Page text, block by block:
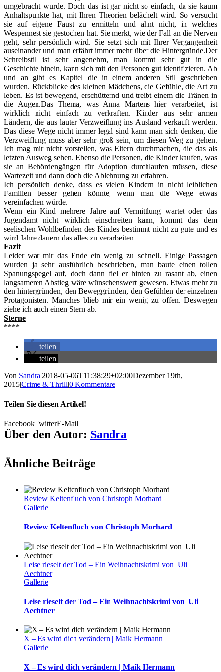
umgebracht wurde. Doch das ist gar nicht so einfach, da sie kaum
Anhaltspunkte hat, mit Ihren Theorien belächelt wird. So versucht
sie auf eigene Faust zu ermitteln und ahnt nicht, in welches
Wespennest sie gestochen hat. Sie merkt, wie der Fall an die Nerven
geht, sehr persönlich wird. Sie setzt sich mit Ihrer Vergangenheit
auseinander und man erfährt immer mehr über die Hintergründe.Der
Schreibstil ist sehr angenehm, man kommt sehr gut in die
Geschichte hinein, kann sich mit den Personen gut identifizieren. Ab
und an gibt es Kapitel die in einem anderen Stil geschrieben
wurden. Rückblicke des kleinen Mädchens, die Gefühle, die Art zu
leben. Es ist bewegend, erschütternd und treibt einem die Tränen in
die Augen.Das Thema, was Anna Martens hier verarbeitet, ist
wirklich nicht einfach zu verkraften. Kinder aus sehr armen
Ländern, die aus lauter Verzweiflung ins Ausland verkauft werden.
Das diese Wege nicht immer legal sind kann man sich denken, die
Verzweiflung muss aber sehr groß sein, um diesen Weg zu gehen.
Ich mag mir nicht vorstellen, was Eltern durchmachen, die das als
letzten Ausweg sehen. Ebenso die Personen, die Kinder kaufen, was
sie an Behördengängen für Adoption durchlaufen müssen, diese
Wartezeit und dann doch die Ablehnung zu erfahren.
Ich persönlich denke, dass es vielen Kindern in nicht leiblichen
Familien besser gehen könnte, wenn man die Wege etwas
vereinfachen würde.
Wenn ein Kind mehrere Jahre auf Vermittlung wartet oder das
Jugendamt nicht wirklich einschreiten kann, kommt das dem
seelischen Wohlbefinden des Kindes bestimmt nicht zu gute und es
wird Jahre dauern das alles zu verarbeiten.
Fazit
Leider war mir das Ende ein wenig zu schnell. Einige Passagen
wurden ja sehr ausführlich beschrieben, man baute einen tollen
Spanungspegel auf, doch dann fiel er hinten zu rasant ab, einen
langsameren Abstieg wäre wünschenswert gewesen. Etwas mehr zu
den hintergründen, den Beweggründen, den Gefühlen der einzelnen
Protagonisten. Manches blieb mir ein wenig zu offen. Deswegen
ziehe ich auch einen Stern ab.
Sterne
****
teilen
teilen
Von Sandra|2018-05-06T11:38:29+02:00Dezember 19th,
2015|Crime & Thrill|0 Kommentare
Teilen Sie diesen Artikel!
FacebookTwitterE-Mail
Über den Autor: Sandra
Ähnliche Beiträge
Review Keltenfluch von Christoph Morhard
Gallerie
Review Keltenfluch von Christoph Morhard
Leise rieselt der Tod – Ein Weihnachtskrimi von Uli
Aechtner
Gallerie
Leise rieselt der Tod – Ein Weihnachtskrimi von Uli
Aechtner
X – Es wird dich verändern | Maik Hermann
Gallerie
X – Es wird dich verändern | Maik Hermann